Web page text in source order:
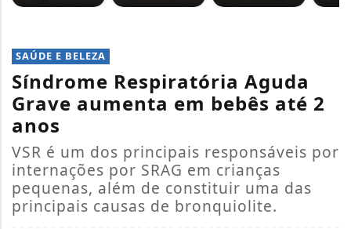
SAÚDE E BELEZA
Síndrome Respiratória Aguda
Grave aumenta em bebês até 2
anos
VSR é um dos principais responsáveis por
internações por SRAG em crianças
pequenas, além de constituir uma das
principais causas de bronquiolite.